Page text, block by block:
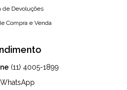
de Devoluções
Compra e Venda
(11) 4005-1899
WhatsApp